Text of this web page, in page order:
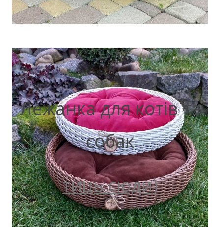
Лежанка для котів та
собак
тиць сюди)